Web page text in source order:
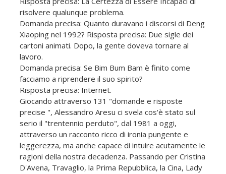
risolvere qualunque problema.
Domanda precisa: Quanto duravano i discorsi di Deng
Xiaoping nel 1992? Risposta precisa: Due sigle dei
cartoni animati. Dopo, la gente doveva tornare al
lavoro.
Domanda precisa: Se Bim Bum Bam è finito come
facciamo a riprendere il suo spirito?
Risposta precisa: Internet.
Giocando attraverso 131 "domande e risposte
precise ", Alessandro Aresu ci svela cos'è stato sul
serio il "trentennio perduto", dal 1981 a oggi,
attraverso un racconto ricco di ironia pungente e
leggerezza, ma anche capace di intuire acutamente le
ragioni della nostra decadenza. Passando per Cristina
D'Avena, Travaglio, la Prima Repubblica, la Cina, Lady